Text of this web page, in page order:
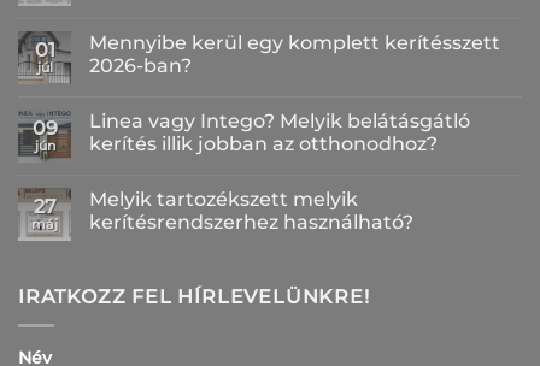
a(z)
Miért
fontos
–
Így
készül
felület
bejegyzéshez
01
júl
Mennyibe kerül egy komplett kerítésszett
2026-ban?
a(z)
Mennyibe
kerül
kerítésszett
2026-
ban?
09
jún
Linea vagy Intego? Melyik belátásgátló
kerítés illik jobban az otthonodhoz?
a(z)
Linea
vagy
kerítés
illik
27
máj
Melyik tartozékszett melyik
kerítésrendszerhez használható?
Melyik
tartozékszett
IRATKOZZ FEL HÍRLEVELÜNKRE!
Név